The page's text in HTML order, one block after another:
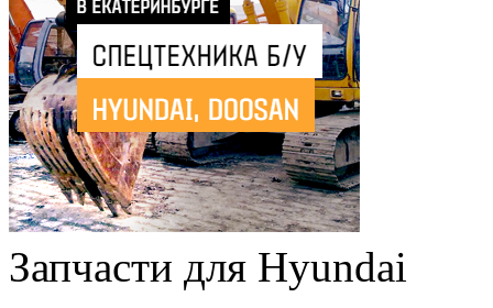
Запчасти для Hyundai